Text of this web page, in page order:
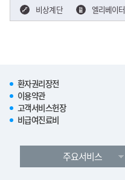
비상계단
엘리베이터
환자권리장전
이용약관
고객서비스헌장
비급여진료비
주요서비스